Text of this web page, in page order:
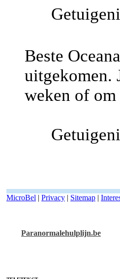
Beste
uitgekomen.
weken of
MicroBel | Privacy | Sitemap |
Paranormalehulplijn.be